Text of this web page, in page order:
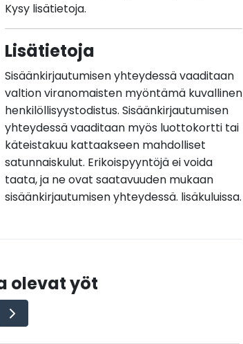
Kysy lisätietoja.
Lisätietoja
Sisäänkirjautumisen yhteydessä vaaditaan
valtion viranomaisten myöntämä kuvallinen
henkilöllisyystodistus. Sisäänkirjautumisen
yhteydessä vaaditaan myös luottokortti tai
käteistakuu kattaakseen mahdolliset
satunnaiskulut. Erikoispyyntöjä ei voida
taata, ja ne ovat saatavuuden mukaan
sisäänkirjautumisen yhteydessä. lisäkuluissa.
olevat yöt